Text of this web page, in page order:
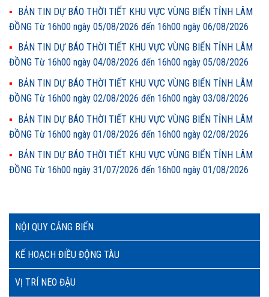
NỘI QUY CẢNG BIỂN
KẾ HOẠCH ĐIỀU ĐỘNG TÀU
VỊ TRÍ NEO ĐẬU
BẢN TIN DỰ BÁO THỜI TIẾT KHU VỰC VÙNG BIỂN TỈNH LÂM
ĐỒNG Từ 16h00 ngày 05/08/2026 đến 16h00 ngày 06/08/2026
BẢN TIN DỰ BÁO THỜI TIẾT KHU VỰC VÙNG BIỂN TỈNH LÂM
ĐỒNG Từ 16h00 ngày 04/08/2026 đến 16h00 ngày 05/08/2026
BẢN TIN DỰ BÁO THỜI TIẾT KHU VỰC VÙNG BIỂN TỈNH LÂM
ĐỒNG Từ 16h00 ngày 02/08/2026 đến 16h00 ngày 03/08/2026
BẢN TIN DỰ BÁO THỜI TIẾT KHU VỰC VÙNG BIỂN TỈNH LÂM
ĐỒNG Từ 16h00 ngày 01/08/2026 đến 16h00 ngày 02/08/2026
BẢN TIN DỰ BÁO THỜI TIẾT KHU VỰC VÙNG BIỂN TỈNH LÂM
ĐỒNG Từ 16h00 ngày 31/07/2026 đến 16h00 ngày 01/08/2026